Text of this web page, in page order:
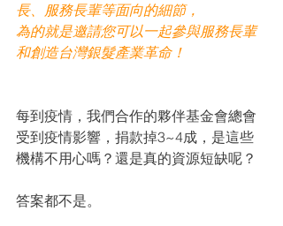
長、服務長輩等面向的細節，
為的就是邀請您可以一起參與服務長輩
和創造台灣銀髮產業革命！
每到疫情，我們合作的夥伴基金會總會
受到疫情影響，捐款掉3~4成，是這些
機構不用心嗎？還是真的資源短缺呢？
答案都不是。